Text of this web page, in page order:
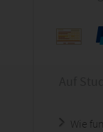
Wie